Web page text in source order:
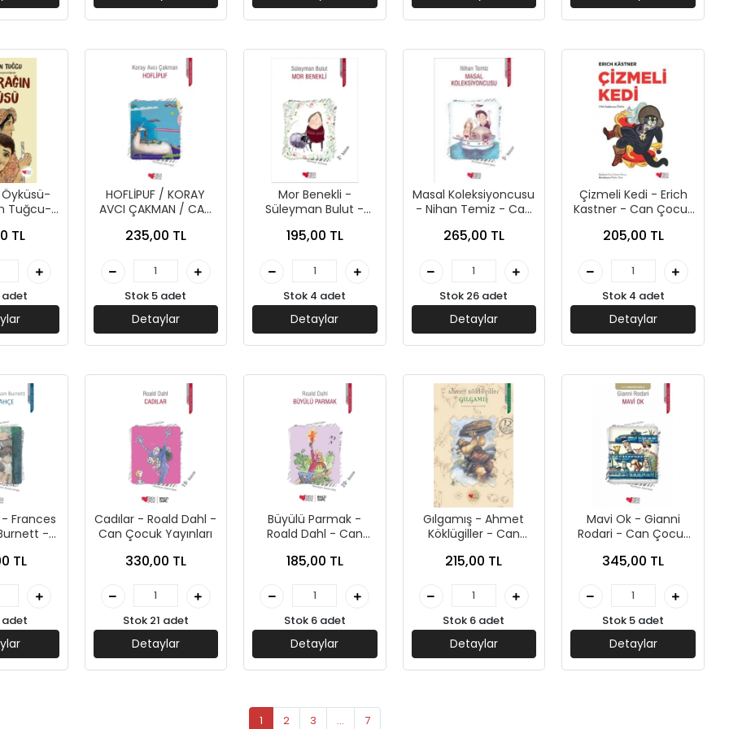
Öyküsü-
Tuğcu-
TL
adet
HOFLİPUF / KORAY
AVCI ÇAKMAN / CAN
235,00 TL
Stok 5 adet
Detaylar
Mor Benekli -
Süleyman Bulut -
195,00 TL
Stok 4 adet
Detaylar
Masal Koleksiyoncusu
- Nihan Temiz - Can
265,00 TL
Stok 26 adet
Detaylar
Çizmeli Kedi - Erich
Kastner - Can Çocuk
205,00 TL
Stok 4 adet
Detaylar
Frances
-
TL
adet
Cadılar - Roald Dahl -
Can Çocuk Yayınları
330,00 TL
Stok 21 adet
Detaylar
Büyülü Parmak -
Roald Dahl - Can
185,00 TL
Stok 6 adet
Detaylar
Gılgamış - Ahmet
Köklügiller - Can
215,00 TL
Stok 6 adet
Detaylar
Mavi Ok - Gianni
Rodari - Can Çocuk
345,00 TL
Stok 5 adet
Detaylar
1 2 3 ... 7